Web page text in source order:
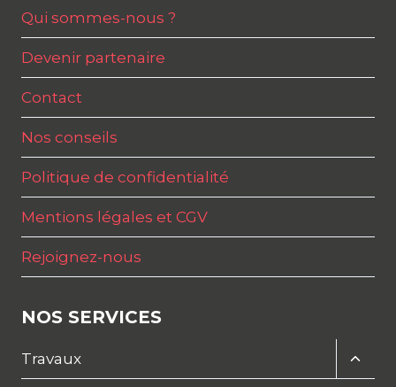
Qui sommes-nous ?
Devenir partenaire
Contact
Nos conseils
Politique de confidentialité
Mentions légales et CGV
Rejoignez-nous
NOS SERVICES
Travaux
le